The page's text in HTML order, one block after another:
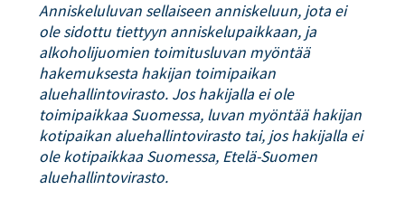
Anniskeluluvan sellaiseen anniskeluun, jota ei
ole sidottu tiettyyn anniskelupaikkaan, ja
alkoholijuomien toimitusluvan myöntää
hakemuksesta hakijan toimipaikan
aluehallintovirasto. Jos hakijalla ei ole
toimipaikkaa Suomessa, luvan myöntää hakijan
kotipaikan aluehallintovirasto tai, jos hakijalla ei
ole kotipaikkaa Suomessa, Etelä-Suomen
aluehallintovirasto.